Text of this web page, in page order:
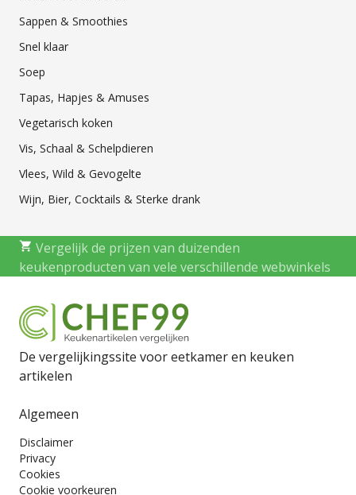
Sappen & Smoothies
Snel klaar
Soep
Tapas, Hapjes & Amuses
Vegetarisch koken
Vis, Schaal & Schelpdieren
Vlees, Wild & Gevogelte
Wijn, Bier, Cocktails & Sterke drank
Vergelijk de prijzen van duizenden
keukenproducten van vele verschillende webwinkels
De vergelijkingssite voor eetkamer en keuken
artikelen
Algemeen
Disclaimer
Privacy
Cookies
Cookie voorkeuren